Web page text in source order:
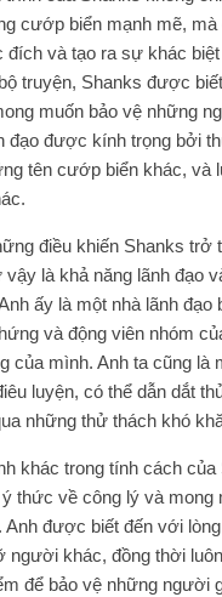
cướp biển mạnh mẽ,
đích và tạo ra sự khác
truyện, Shanks được
muốn bảo vệ những
đạo được kính trọng bởi
tên cướp biển khác, và
điều khiến Shanks trở
vậy là khả năng lãnh đạo
ấy là một nhà lãnh đạo
và động viên nhóm
của mình. Anh ta cũng là
luyện, có thể dẫn dắt
những thử thách khó
khác trong tính cách của
thức về công lý và mong
Anh được biết đến với
người khác, đồng thời
để bảo vệ những người